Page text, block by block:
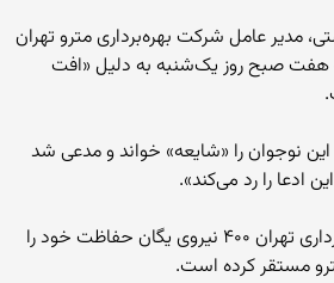
مدیر عامل شرکت بهره‌برداری مترو تهران
هفت صبح روز یک‌شنبه به دلیل «افت
این نوجوان را «شایعه» خواند و مدعی شد
ادعا را رد می‌کند».
از دو ماه پیش تاکنون شهرداری تهران ۴۰۰ نیروی یگان حفاظت خود را
مستقر کرده است.